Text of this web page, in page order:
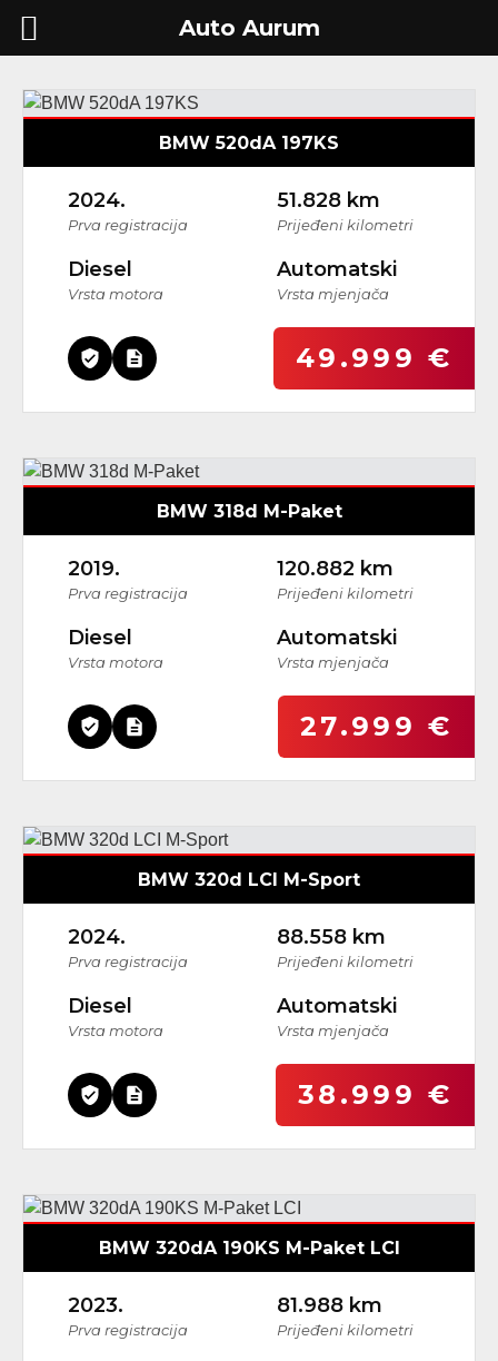
BMW 520dA 197KS
2024.
Prva registracija
51.828 km
Prijeđeni kilometri
Diesel
Vrsta motora
Automatski
Vrsta mjenjača
49.999 €
BMW 318d M-Paket
2019.
Prva registracija
120.882 km
Prijeđeni kilometri
Diesel
Vrsta motora
Automatski
Vrsta mjenjača
27.999 €
BMW 320d LCI M-Sport
2024.
Prva registracija
88.558 km
Prijeđeni kilometri
Diesel
Vrsta motora
Automatski
Vrsta mjenjača
38.999 €
BMW 320dA 190KS M-Paket LCI
2023.
Prva registracija
81.988 km
Prijeđeni kilometri
Auto Aurum